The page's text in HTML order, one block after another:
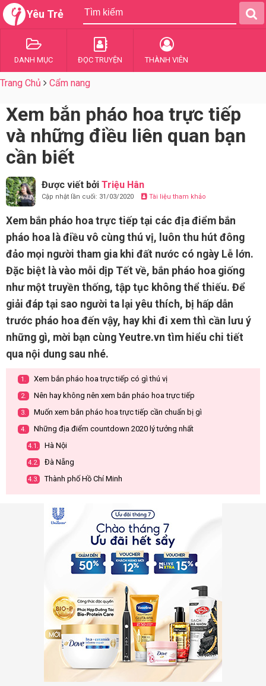
Yêu Trẻ
DANH MỤC ĐỌC TRUYỆN THÀNH VIÊN
Trang Chủ Cẩm nang
Xem bắn pháo hoa trực tiếp
và những điều liên quan bạn
cần biết
Được viết bởi Triệu Hân
Cập nhật lần cuối: 31/03/2020 Tài liệu tham khảo
Xem bắn pháo hoa trực tiếp tại các địa điểm bắn
pháo hoa là điều vô cùng thú vị, luôn thu hút đông
đảo mọi người tham gia khi đất nước có ngày Lễ lớn.
Đặc biệt là vào mỗi dịp Tết về, bắn pháo hoa giống
như một truyền thống, tập tục không thể thiếu. Để
giải đáp tại sao người ta lại yêu thích, bị hấp dẫn
trước pháo hoa đến vậy, hay khi đi xem thì cần lưu ý
những gì, mời bạn cùng Yeutre.vn tìm hiểu chi tiết
qua nội dung sau nhé.
1. Xem bắn pháo hoa trực tiếp có gì thú vị
2. Nên hay không nên xem bắn pháo hoa trực tiếp
3. Muốn xem bắn pháo hoa trực tiếp cần chuẩn bị gì
4. Những địa điểm countdown 2020 lý tưởng nhất
4.1. Hà Nội
4.2. Đà Nẵng
4.3. Thành phố Hồ Chí Minh